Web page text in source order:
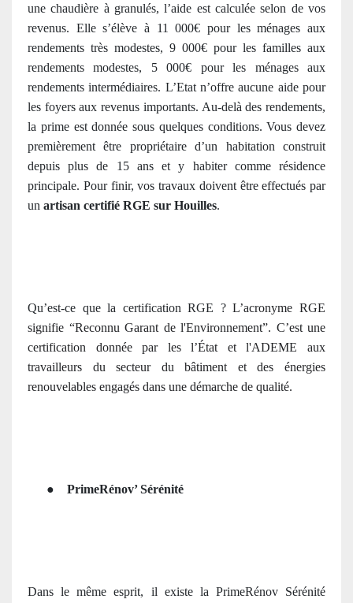
une chaudière à granulés, l’aide est calculée selon de vos
revenus. ​​Elle s’élève à 11 000€ pour les ménages aux
rendements très modestes, 9 000€ pour les familles aux
rendements modestes, 5 000€ pour les ménages aux
rendements intermédiaires. L’Etat n’offre aucune aide pour
les foyers aux revenus importants. Au-delà des rendements,
la prime est donnée sous quelques conditions. Vous devez
premièrement être propriétaire d’un habitation construit
depuis plus de 15 ans et y habiter comme résidence
principale. Pour finir, vos travaux doivent être effectués par
un artisan certifié RGE sur Houilles.
Qu’est-ce que la certification RGE ?L’acronyme RGE
signifie “Reconnu Garant de l'Environnement”. C’est une
certification donnée par les l’État et l'ADEME aux
travailleurs du secteur du bâtiment et des énergies
renouvelables engagés dans une démarche de qualité.
● PrimeRénov’ Sérénité
Dans le même esprit, il existe la PrimeRénov Sérénité